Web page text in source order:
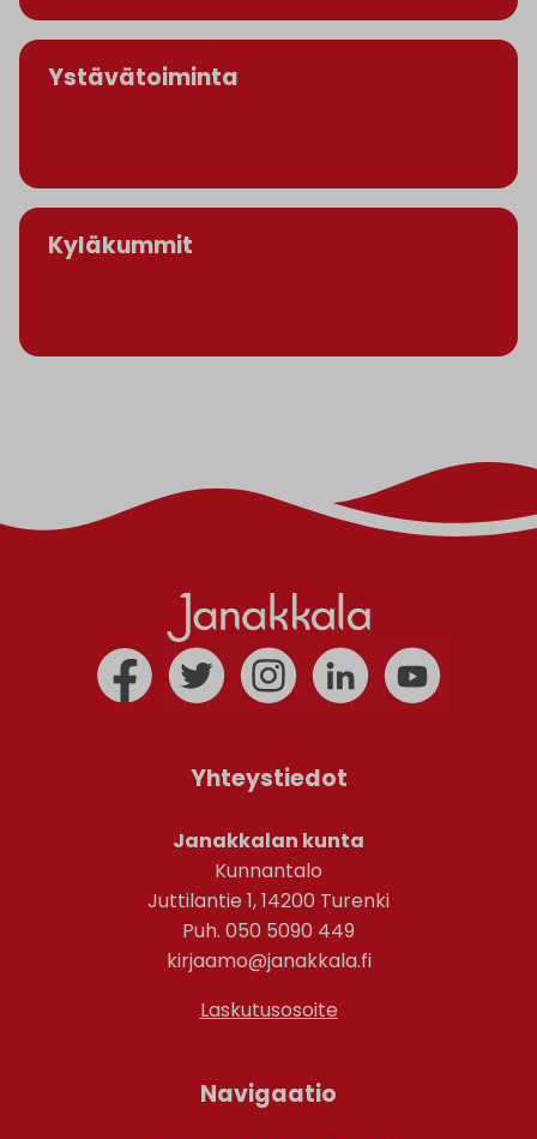
Ystävätoiminta
Kyläkummit
Yhteystiedot
Janakkalan kunta
Kunnantalo
Juttilantie 1, 14200 Turenki
Puh. 050 5090 449
kirjaamo@janakkala.fi
Laskutusosoite
Navigaatio